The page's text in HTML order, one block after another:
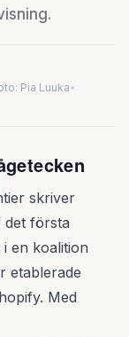
Pia Luuka•
skriver
det första
en koalition
etablerade
Med